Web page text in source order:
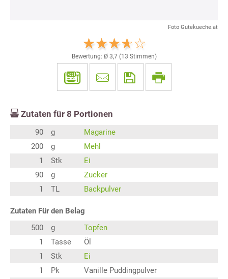
Foto Gutekueche.at
Bewertung: Ø 3,7(13 Stimmen)
Zutaten für 8 Portionen
90 g
Magarine
200
g
Mehl
1
Stk
Ei
90
g
Zucker
1
TL Backpulver
Zutaten Für den Belag
500
g
Topfen
1
Tasse
Öl
1
Stk
Ei
1
Pk
Vanille Puddingpulver